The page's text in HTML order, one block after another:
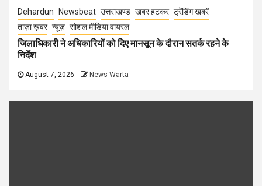
Dehardun Newsbeat उत्तराखण्ड खबर हटकर ट्रेंडिंग खबरें
ताज़ा ख़बर न्यूज़ सोशल मीडिया वायरल
जिलाधिकारी ने अधिकारियों को दिए मानसून के दौरान सतर्क रहने के
निर्देश
August 7, 2026 News Warta